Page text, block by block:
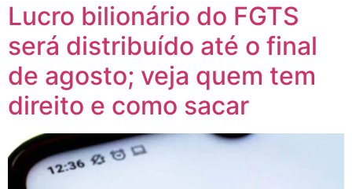
Lucro bilionário do FGTS
será distribuído até o final
de agosto; veja quem tem
direito e como sacar